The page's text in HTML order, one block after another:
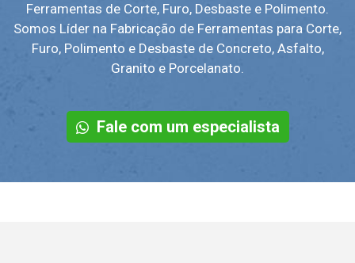
Ferramentas de Corte, Furo, Desbaste e Polimento.
Somos Líder na Fabricação de Ferramentas para Corte,
Furo, Polimento e Desbaste de Concreto, Asfalto,
Granito e Porcelanato.
Fale com um especialista